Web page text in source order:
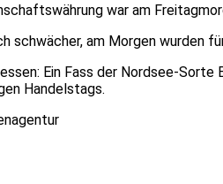
war am
schwächer, am Morgen wurden
Ein Fass der Nordsee-
Handelstags.